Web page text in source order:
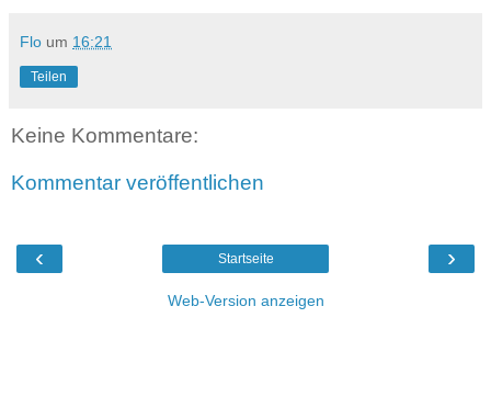
Flo um 16:21
Teilen
Keine Kommentare:
Kommentar veröffentlichen
‹ ›
Startseite
Web-Version anzeigen